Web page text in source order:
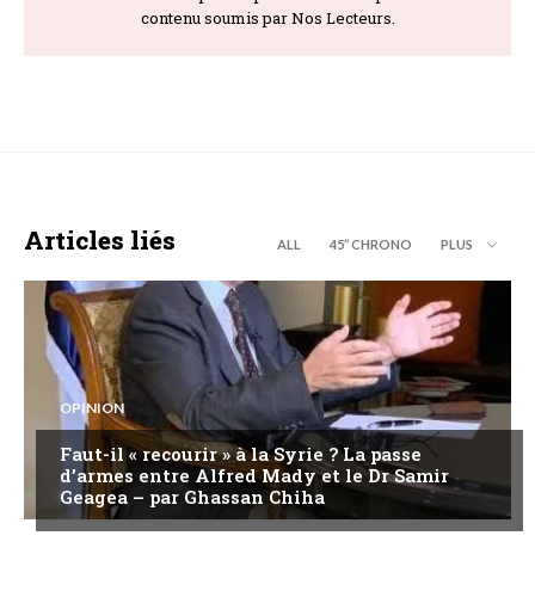
contenu soumis par Nos Lecteurs.
Articles liés ALL 45’’ CHRONO PLUS
OPINION
Faut-il « recourir » à la Syrie ? La passe
d’armes entre Alfred Mady et le Dr Samir
Geagea – par Ghassan Chiha